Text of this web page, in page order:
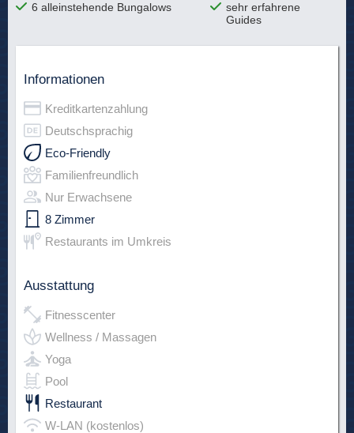
Informationen
Kreditkartenzahlung
Deutschsprachig
Eco-Friendly
Familienfreundlich
Nur Erwachsene
8 Zimmer
Restaurants im Umkreis
Ausstattung
Fitnesscenter
Wellness / Massagen
Yoga
Pool
Restaurant
W-LAN (kostenlos)
6 alleinstehende Bungalows
sehr erfahrene
Guides